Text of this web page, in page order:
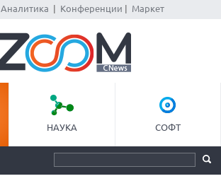
Аналитика Конференции Маркет
НАУКА СОФТ